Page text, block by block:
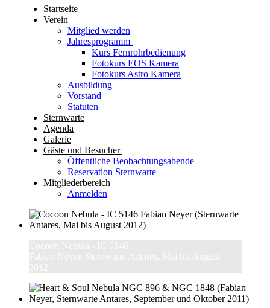
Startseite
Verein
Mitglied werden
Jahresprogramm
Kurs Fernrohrbedienung
Fotokurs EOS Kamera
Fotokurs Astro Kamera
Ausbildung
Vorstand
Statuten
Sternwarte
Agenda
Galerie
Gäste und Besucher
Öffentliche Beobachtungsabende
Reservation Sternwarte
Mitgliederbereich
Anmelden